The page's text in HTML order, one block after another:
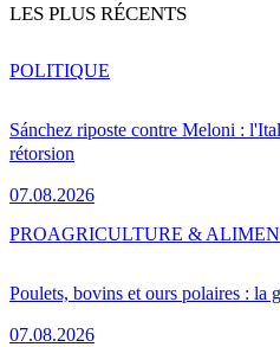
LES PLUS RÉCENTS
Sánchez riposte contre Meloni :
rétorsion
07.08.2026
POLITIQUE
Poulets, bovins et ours polaires : la
07.08.2026
PROAGRICULTURE &